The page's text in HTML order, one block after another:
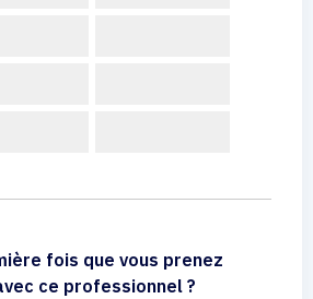
fois que vous prenez
ce professionnel ?